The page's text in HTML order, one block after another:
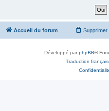
Accueil du forum Supprimer
Développé parphpBB®
Traduction